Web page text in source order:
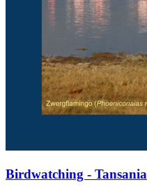
Birdwatching - Tansania